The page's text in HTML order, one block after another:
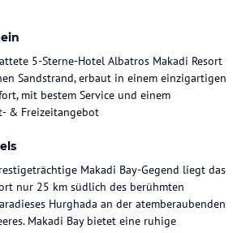
5-Sterne-Hotel Albatros Makadi Resort
Sandstrand, erbaut in einem einzigartigen
mit bestem Service und einem
& Freizeitangebot
Makadi Bay-Gegend liegt das
nur 25 km südlich des berühmten
Hurghada an der atemberaubenden
Makadi Bay bietet eine ruhige